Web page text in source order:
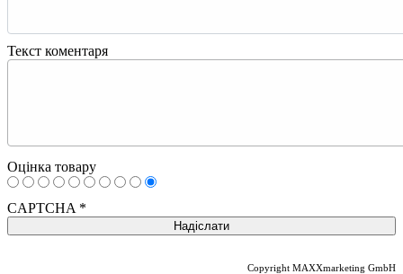
Текст коментаря
Оцінка товару
CAPTCHA *
Copyright MAXXmarketing GmbH